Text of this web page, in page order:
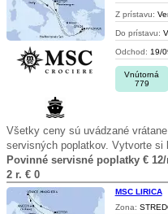
Z prístavu:
Do prístavu:
Odchod: 19/
Vnútorná
779
Všetky ceny sú uvádzané
servisných poplatkov. Vytvorte si
Povinné servisné poplatky €
2 r. € 0
MSC LIRICA
Zona: